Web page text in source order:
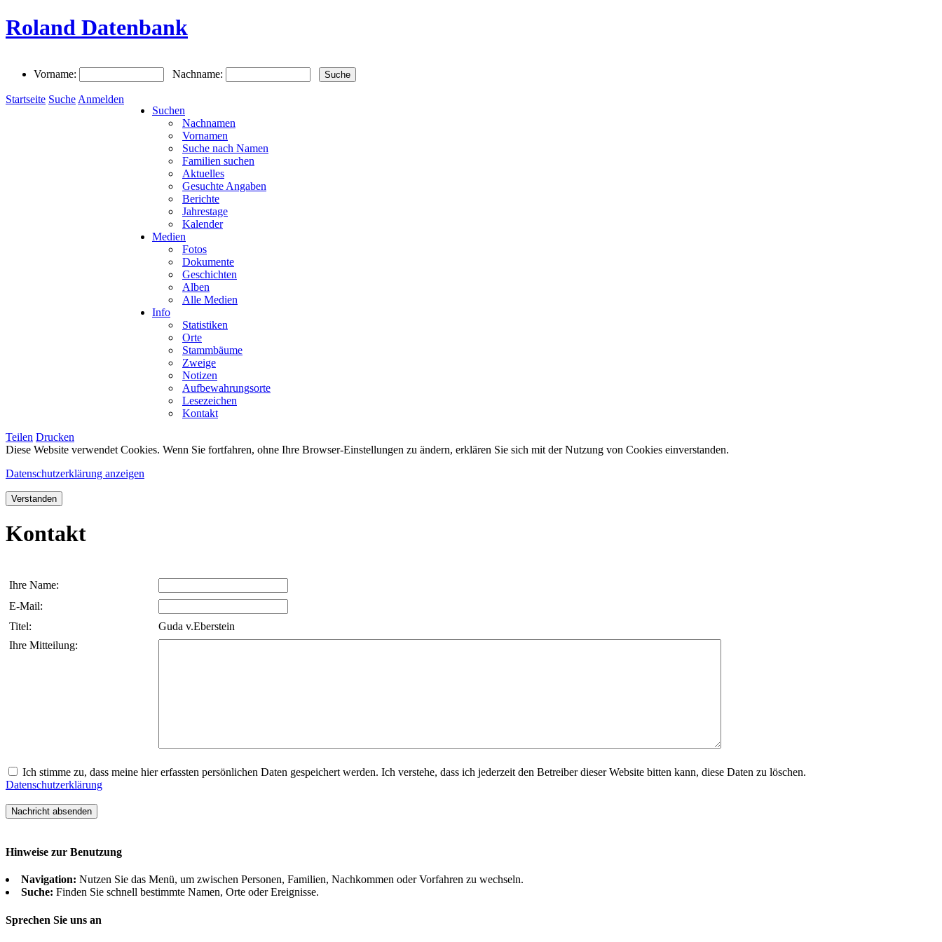
Roland Datenbank
Vorname: Nachname:
Startseite Suche Anmelden
Suchen
Nachnamen
Vornamen
Suche nach Namen
Familien suchen
Aktuelles
Gesuchte Angaben
Berichte
Jahrestage
Kalender
Medien
Fotos
Dokumente
Geschichten
Alben
Alle Medien
Info
Statistiken
Orte
Stammbäume
Zweige
Notizen
Aufbewahrungsorte
Lesezeichen
Kontakt
Teilen Drucken
Diese Website verwendet Cookies. Wenn Sie fortfahren, ohne Ihre Browser-Einstellungen zu ändern, erklären Sie sich mit der Nutzung von Cookies einverstanden.
Datenschutzerklärung anzeigen
Verstanden
Kontakt
Ihre Name:
E-Mail:
Titel:
Guda v.Eberstein
Ihre Mitteilung:
Ich stimme zu, dass meine hier erfassten persönlichen Daten gespeichert werden. Ich verstehe, dass ich jederzeit den Betreiber dieser Website bitten kann, diese Daten zu löschen.
Datenschutzerklärung
Hinweise zur Benutzung
Navigation: Nutzen Sie das Menü, um zwischen Personen, Familien, Nachkommen oder Vorfahren zu wechseln.
Suche: Finden Sie schnell bestimmte Namen, Orte oder Ereignisse.
Sprechen Sie uns an